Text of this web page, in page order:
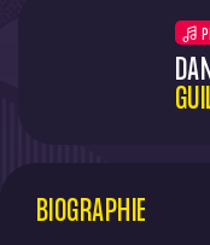
BIOGRAPHIE